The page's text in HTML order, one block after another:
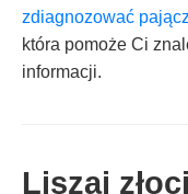
zdiagnozować
która pomoże Ci
informacji.
Liszaj